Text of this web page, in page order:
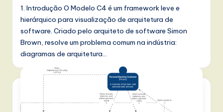
g
it
a
l
n
1. Introdução O Modelo C4 é um framework leve e
hierárquico para visualização de arquitetura de
software. Criado pelo arquiteto de software Simon
Brown, resolve um problema comum na indústria:
diagramas de arquitetura…